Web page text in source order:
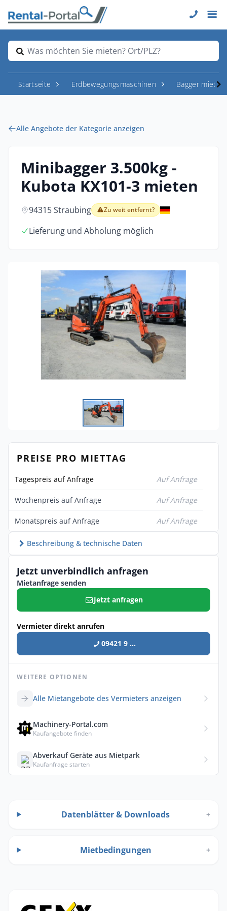
Was möchten Sie mieten? Ort/PLZ?
Startseite Erdbewegungsmaschinen Bagger mieten
Alle Angebote der Kategorie anzeigen
Minibagger 3.500kg -
Kubota KX101-3 mieten
94315 Straubing Zu weit entfernt?
Lieferung und Abholung möglich
PREISE PRO MIETTAG
Tagespreis auf Anfrage Auf Anfrage
Wochenpreis auf Anfrage Auf Anfrage
Monatspreis auf Anfrage Auf Anfrage
Beschreibung & technische Daten
Jetzt unverbindlich anfragen
Mietanfrage senden
Jetzt anfragen
Vermieter direkt anrufen
09421 9 ...
WEITERE OPTIONEN
Alle Mietangebote des Vermieters anzeigen
Machinery-Portal.com
Kaufangebote finden
Abverkauf Geräte aus Mietpark
Kaufanfrage starten
Datenblätter & Downloads +
Mietbedingungen +